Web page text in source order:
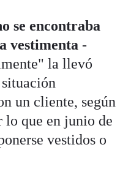
se encontraba
vestimenta -
la llevó
un cliente, según
lo que en junio de
vestidos o